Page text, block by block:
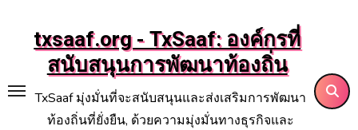
contenttxsaaf.org - TxSaaf: องค์กรที่
สนับสนุนการพัฒนาท้องถิ่น
TxSaaf มุ่งมั่นที่จะสนับสนุนและส่งเสริมการพัฒนา
ท้องถิ่นที่ยั่งยืน, ด้วยความมุ่งมั่นทางธุรกิจและ